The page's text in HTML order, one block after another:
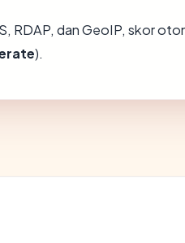
RDAP, dan GeoIP, skor
).